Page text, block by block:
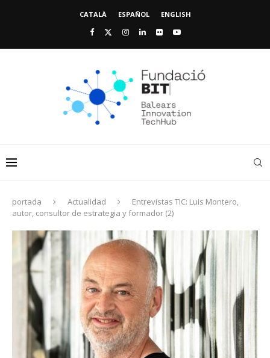
CATALÀ ESPAÑOL ENGLISH
portada Actualidad
Entrevistas TIC: Luis Montero,
autor, consultor de estrategia y formador (2)